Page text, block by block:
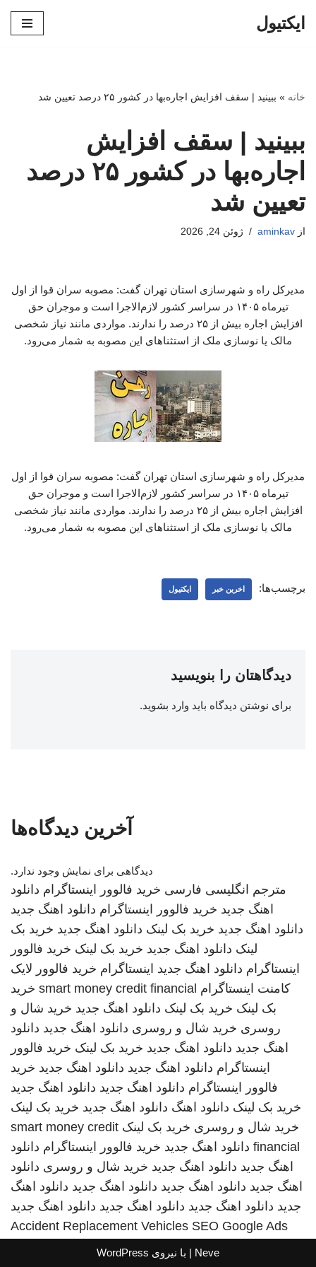
ایکتیول
خانه » ببینید | سقف افزایش اجاره‌بها در کشور ۲۵ درصد تعیین شد
ببینید | سقف افزایش
اجاره‌بها در کشور ۲۵ درصد
تعیین شد
از aminkav ژوئن 24, 2026
مدیرکل راه و شهرسازی استان تهران گفت: مصوبه سران قوا از اول
تیرماه ۱۴۰۵ در سراسر کشور لازم‌الاجرا است و موجران حق
افزایش اجاره بیش از ۲۵ درصد را ندارند. مواردی مانند نیاز شخصی
مالک یا نوسازی ملک از استثناهای این مصوبه به شمار می‌رود.
مدیرکل راه و شهرسازی استان تهران گفت: مصوبه سران قوا از اول
تیرماه ۱۴۰۵ در سراسر کشور لازم‌الاجرا است و موجران حق
افزایش اجاره بیش از ۲۵ درصد را ندارند. مواردی مانند نیاز شخصی
مالک یا نوسازی ملک از استثناهای این مصوبه به شمار می‌رود.
برچسب‌ها: اخرین خبر ایکتیول
دیدگاهتان را بنویسید
برای نوشتن دیدگاه باید وارد بشوید.
آخرین دیدگاه‌ها
دیدگاهی برای نمایش وجود ندارد.
مترجم انگلیسی فارسی خرید فالوور اینستاگرام دانلود
اهنگ جدید خرید فالوور اینستاگرام دانلود اهنگ جدید
دانلود اهنگ جدید خرید بک لینک دانلود اهنگ جدید خرید بک
لینک دانلود اهنگ جدید خرید بک لینک خرید فالوور
اینستاگرام دانلود اهنگ جدید اینستاگرام خرید فالوور لایک
کامنت اینستاگرام smart money credit financial خرید
بک لینک خرید بک لینک دانلود اهنگ جدید خرید شال و
روسری خرید شال و روسری دانلود اهنگ جدید دانلود
اهنگ جدید دانلود اهنگ جدید خرید بک لینک خرید فالوور
اینستاگرام دانلود اهنگ جدید دانلود اهنگ جدید خرید
فالوور اینستاگرام دانلود اهنگ جدید دانلود اهنگ جدید
خرید بک لینک دانلود اهنگ دانلود اهنگ جدید خرید بک لینک
خرید شال و روسری خرید بک لینک smart money credit
financial دانلود اهنگ جدید خرید فالوور اینستاگرام دانلود
اهنگ جدید دانلود اهنگ جدید خرید شال و روسری دانلود
اهنگ جدید دانلود اهنگ جدید دانلود اهنگ جدید دانلود اهنگ
جدید دانلود اهنگ جدید دانلود اهنگ جدید دانلود اهنگ جدید
Accident Replacement Vehicles SEO Google Ads
Neve | با نیروی WordPress